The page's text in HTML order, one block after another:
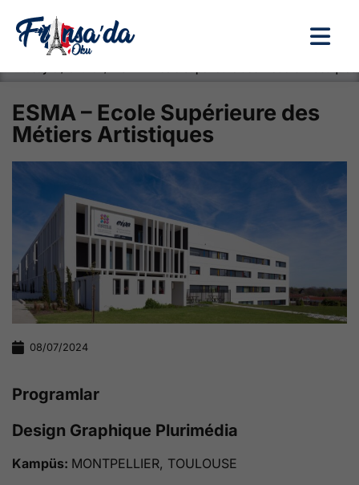
ESMA – Ecole Supérieure des
Métiers Artistiques
08/07/2024
Programlar
Design Graphique Plurimédia
Kampüs: MONTPELLIER, TOULOUSE